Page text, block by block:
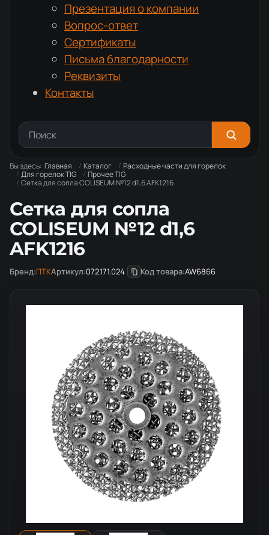
Презентация о компании
Вопрос-ответ
Сертификаты
Письма благодарности
Реквизиты
Контакты
Вы здесь: Главная Каталог
Расходные части для горелок
Для горелок TIG
Прочее TIG
Сетка для сопла COLISEUM №12 d1,6 AFK1216
Сетка для сопла
COLISEUM №12 d1,6
AFK1216
Бренд:ПТКАртикул:072.171.024 Код товара:AW6866